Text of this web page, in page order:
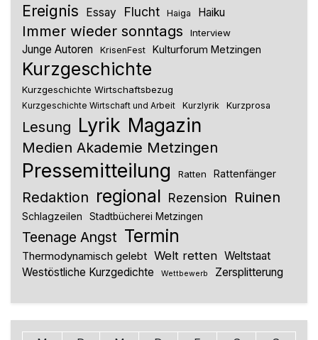
Ereignis Essay Flucht Haiga Haiku
Immer wieder sonntags Interview
Junge Autoren KrisenFest Kulturforum Metzingen
Kurzgeschichte
Kurzgeschichte Wirtschaftsbezug
Kurzgeschichte Wirtschaft und Arbeit Kurzlyrik Kurzprosa
Lesung Lyrik Magazin
Medien Akademie Metzingen
Pressemitteilung Ratten Rattenfänger
Redaktion regional Rezension Ruinen
Schlagzeilen Stadtbücherei Metzingen
Teenage Angst Termin
Thermodynamisch gelebt Welt retten Weltstaat
Westöstliche Kurzgedichte
Wettbewerb Zersplitterung